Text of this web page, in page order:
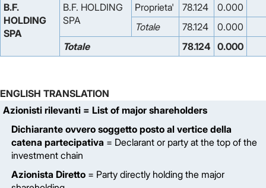
B.F.
HOLDING
SPA
B.F. HOLDING
SPA
Proprieta' 78.124
0.000
Totale
78.124
0.000
Totale
78.124 0.000
ENGLISH TRANSLATION
Azionisti rilevanti = List of major shareholders
Dichiarante ovvero soggetto posto al vertice della
catena partecipativa = Declarant or party at the top of the
investment chain
Azionista Diretto = Party directly holding the major